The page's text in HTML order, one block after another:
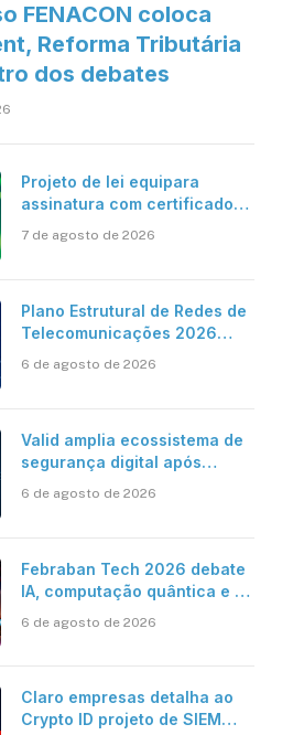
FENACON coloca
Reforma Tributária
dos debates
Projeto de lei equipara
assinatura com certificado
reconhecimento de firma em
7 de agosto de 2026
Plano Estrutural de Redes de
Telecomunicações 2026
móvel, mas mantém desafio
6 de agosto de 2026
Valid amplia ecossistema de
segurança digital após
6 de agosto de 2026
Febraban Tech 2026 debate
IA, computação quântica e os
bancária
6 de agosto de 2026
Claro empresas detalha ao
Crypto ID projeto de SIEM